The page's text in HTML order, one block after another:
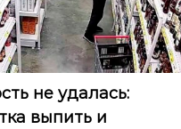
и
.
о
в
о
с
т
не удалась:
выпить и